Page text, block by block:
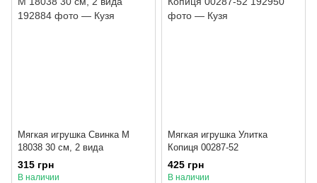
Мягкая игрушка Свинка M
18038 30 см, 2 вида
315 грн
В наличии
Мягкая игрушка Улитка
Копиця 00287-52
425 грн
В наличии